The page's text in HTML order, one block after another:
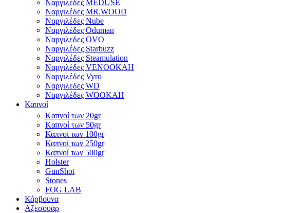
Ναργιλέδες MEDUSE
Ναργιλέδες MR.WOOD
Ναργιλέδες Nube
Ναργιλέδες Oduman
Ναργιλεδες OVO
Ναργιλέδες Starbuzz
Ναργιλέδες Steamulation
Ναργιλέδες VENOOKAH
Ναργιλέδες Vyro
Ναργιλεδες WD
Ναργιλέδες WOOKAH
Καπνοί
Kαπνοί των 20gr
Kαπνοί των 50gr
Καπνοί των 100gr
Καπνοί των 250gr
Καπνοί των 500gr
Holster
GunShot
Stones
FOG LAB
Κάρβουνα
Αξεσουάρ